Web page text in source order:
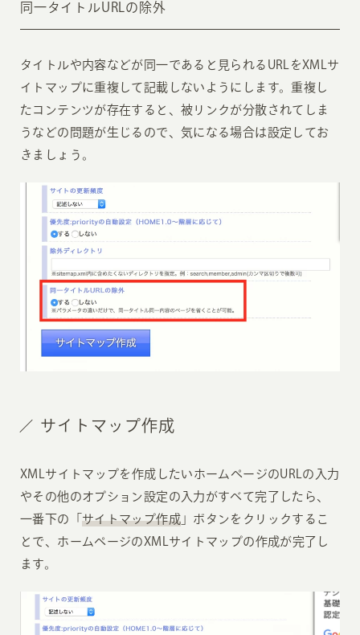
同一タイトルURLの除外
タイトルや内容などが同一であると見られるURLをXMLサ
イトマップに重複して記載しないようにします。重複し
たコンテンツが存在すると、被リンクが分散されてしま
うなどの問題が生じるので、気になる場合は設定してお
きましょう。
サイトマップ作成
XMLサイトマップを作成したいホームページのURLの入力
やその他のオプション設定の入力がすべて完了したら、
一番下の「 サイトマップ作成」ボタンをクリックするこ
とで、ホームページのXMLサイトマップの作成が完了し
ます。